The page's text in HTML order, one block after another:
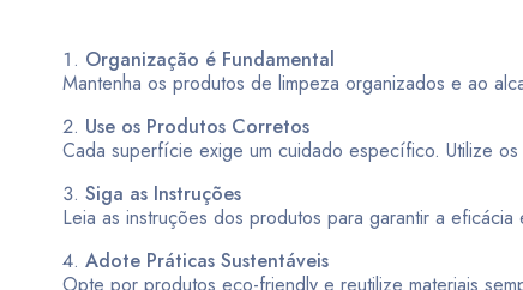
Organização é Fundamental
Mantenha os produtos de limpeza organizados e ao
Use os Produtos Corretos
Cada superfície exige um cuidado específico. Utilize
Siga as Instruções
Leia as instruções dos produtos para garantir a
Adote Práticas Sustentáveis